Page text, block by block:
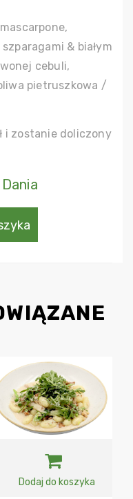
& białym
cebuli,
pietruszkowa /
i zostanie doliczony
Dania
Dodaj do koszyka